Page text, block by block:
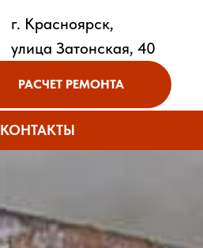
г. Красноярск,
улица Затонская, 40
РАСЧЕТ РЕМОНТА
КОНТАКТЫ